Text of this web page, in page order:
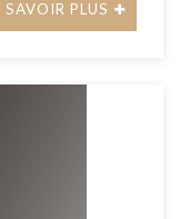
SAVOIR PLUS